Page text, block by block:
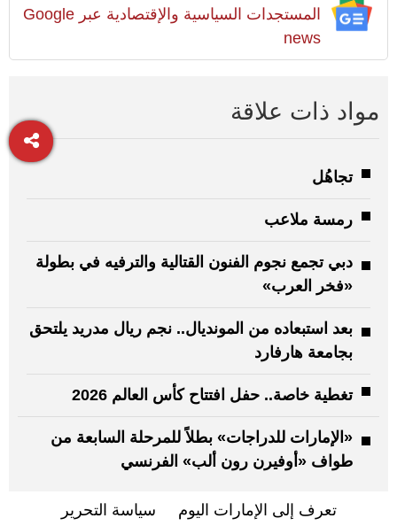
المستجدات السياسية والإقتصادية عبر Google
news
مواد ذات علاقة
تجاهُل
رمسة ملاعب
دبي تجمع نجوم الفنون القتالية والترفيه في بطولة
«فخر العرب»
بعد استبعاده من المونديال.. نجم ريال مدريد يلتحق
بجامعة هارفارد
تغطية خاصة.. حفل افتتاح كأس العالم 2026
«الإمارات للدراجات» بطلاً للمرحلة السابعة من
طواف «أوفيرن رون ألب» الفرنسي
تعرف إلى الإمارات اليوم سياسة التحرير